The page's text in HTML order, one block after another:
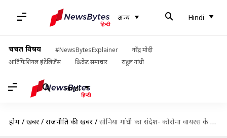
अन्य Hindi
चर्चित विषय #NewsBytesExplainer
नरेंद्र मोदी
आर्टिफिशियल इंटेलिजेंस
क्रिकेट समाचार राहुल गांधी
Hindi
होम / खबरें / राजनीति की खबरें / सोनिया गांधी का संदेश- कोरोना वायरस के खिलाफ लड़ाई में देश के साथ है कांग्रेस